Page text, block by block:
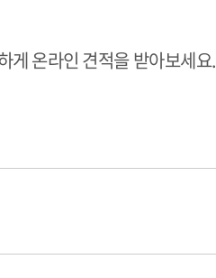
게 온라인 견적을 받아보세요.